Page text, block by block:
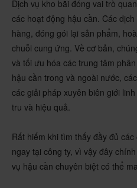
Dịch vụ kho bãi đóng vai trò
các hoạt động hậu cần. Các
hàng, đóng gói lại sản phẩm,
chuỗi cung ứng. Về cơ bản,
và tối ưu hóa các trung tâm
hậu cần trong và ngoài nước,
các giải pháp xuyên biên giới
tru và hiệu quả.
Rất hiếm khi tìm thấy đầy đủ
ngay tại công ty, vì vậy đây
vụ hậu cần chuyên biệt có thể